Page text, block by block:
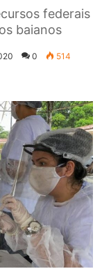
federais
baianos
0 514